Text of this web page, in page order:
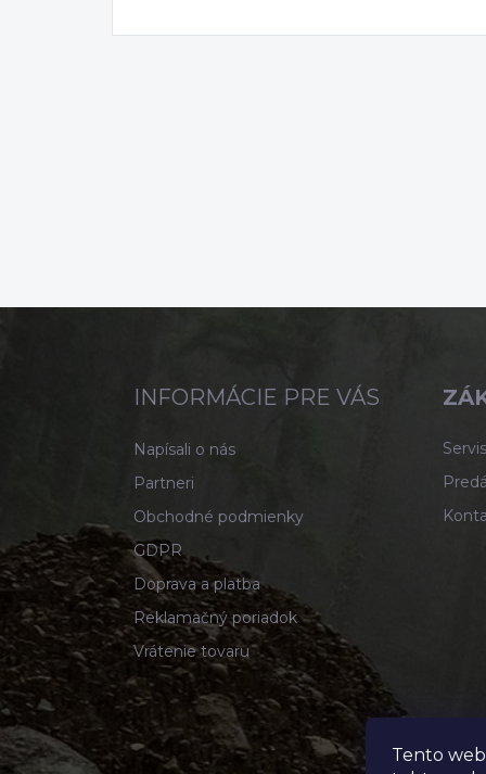
Tento
INFORMÁCIE PRE VÁS
Napísali o nás
Partneri
Obchodné podmienky
GDPR
Doprava a platba
Reklamačný poriadok
Vrátenie tovaru